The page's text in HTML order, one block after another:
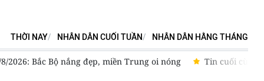
THỜI NAY NHÂN DÂN CUỐI TUẦN NHÂN DÂN HẰNG THÁNG
nhiệt đới Vietjet được vinh danh “Dấu ấn Thương hiệu